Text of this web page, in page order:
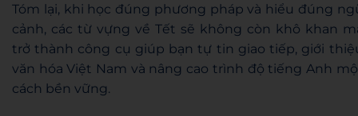
Tóm lại, khi học đúng phương pháp và hiểu đúng
cảnh, các từ vựng về Tết sẽ không còn khô khan
trở thành công cụ giúp bạn tự tin giao tiếp, giới
văn hóa Việt Nam và nâng cao trình độ tiếng Anh
cách bền vững.